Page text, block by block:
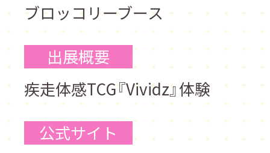
ブロッコリーブース
出展概要
疾走体感TCG『Vividz』体験
公式サイト